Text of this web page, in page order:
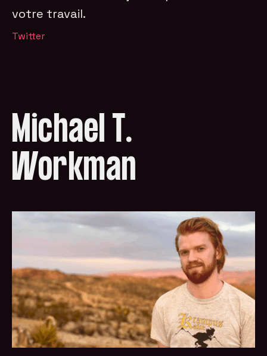
votre travail.
Twitter
Michael T.
Workman